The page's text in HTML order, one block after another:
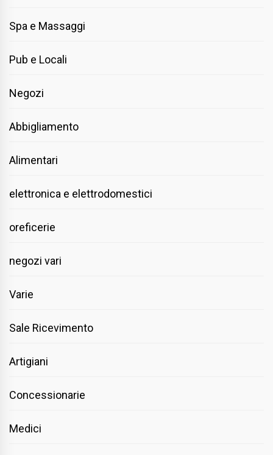
Spa e Massaggi
Pub e Locali
Negozi
Abbigliamento
Alimentari
elettronica e elettrodomestici
oreficerie
negozi vari
Varie
Sale Ricevimento
Artigiani
Concessionarie
Medici